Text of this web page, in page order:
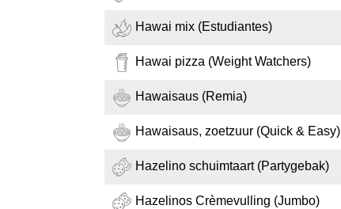
Hawai mix (Estudiantes)
Hawai pizza (Weight Watchers)
Hawaisaus (Remia)
Hawaisaus, zoetzuur (Quick & Easy)
Hazelino schuimtaart (Partygebak)
Hazelinos Crèmevulling (Jumbo)